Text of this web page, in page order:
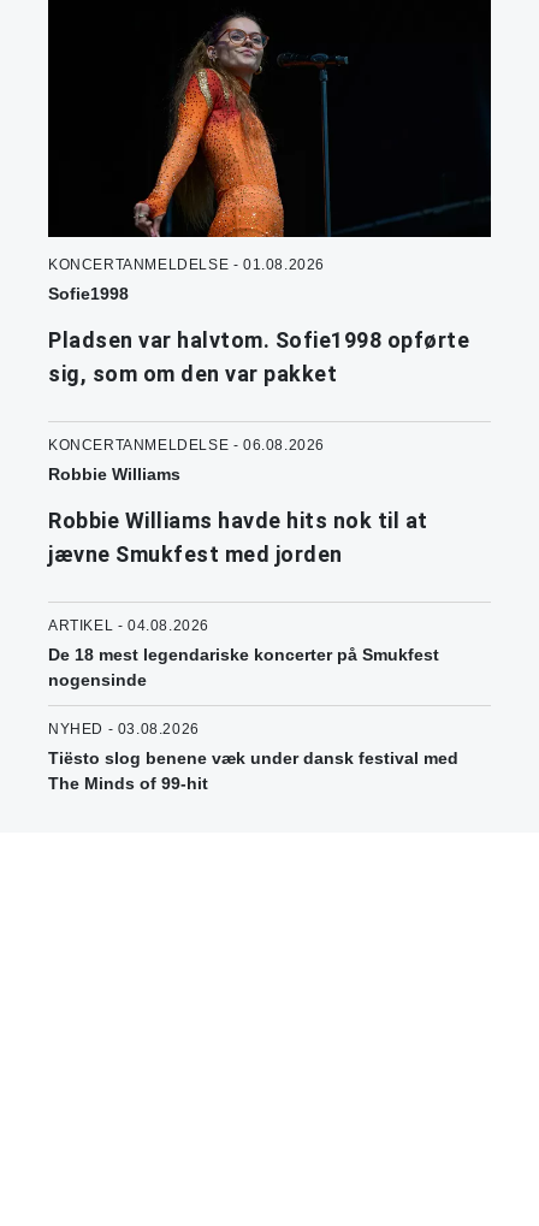
KONCERTANMELDELSE - 01.08.2026
Sofie1998
Pladsen var halvtom. Sofie1998 opførte
sig, som om den var pakket
KONCERTANMELDELSE - 06.08.2026
Robbie Williams
Robbie Williams havde hits nok til at
jævne Smukfest med jorden
ARTIKEL - 04.08.2026
De 18 mest legendariske koncerter på Smukfest
nogensinde
NYHED - 03.08.2026
Tiësto slog benene væk under dansk festival med
The Minds of 99-hit